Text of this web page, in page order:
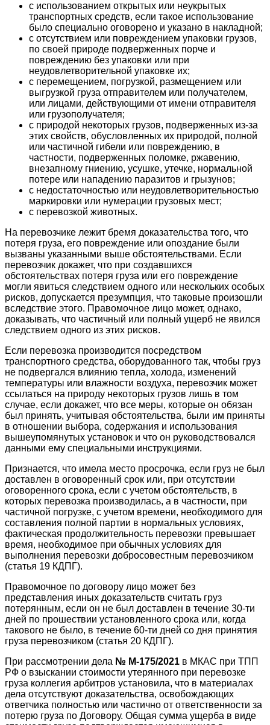
с использованием открытых или неукрытых
транспортных средств, если такое использование
было специально оговорено и указано в накладной;
с отсутствием или повреждением упаковки грузов,
по своей природе подверженных порче и
повреждению без упаковки или при
неудовлетворительной упаковке их;
с перемещением, погрузкой, размещением или
выгрузкой груза отправителем или получателем,
или лицами, действующими от имени отправителя
или грузополучателя;
с природой некоторых грузов, подверженных из-за
этих свойств, обусловленных их природой, полной
или частичной гибели или повреждению, в
частности, подверженных поломке, ржавению,
внезапному гниению, усушке, утечке, нормальной
потере или нападению паразитов и грызунов;
с недостаточностью или неудовлетворительностью
маркировки или нумерации грузовых мест;
с перевозкой животных.
На перевозчике лежит бремя доказательства того, что
потеря груза, его повреждение или опоздание были
вызваны указанными выше обстоятельствами. Если
перевозчик докажет, что при создавшихся
обстоятельствах потеря груза или его повреждение
могли явиться следствием одного или нескольких особых
рисков, допускается презумпция, что таковые произошли
вследствие этого. Правомочное лицо может, однако,
доказывать, что частичный или полный ущерб не явился
следствием одного из этих рисков.
Если перевозка производится посредством
транспортного средства, оборудованного так, чтобы груз
не подвергался влиянию тепла, холода, изменений
температуры или влажности воздуха, перевозчик может
ссылаться на природу некоторых грузов лишь в том
случае, если докажет, что все меры, которые он обязан
был принять, учитывая обстоятельства, были им приняты
в отношении выбора, содержания и использования
вышеупомянутых установок и что он руководствовался
данными ему специальными инструкциями.
Признается, что имела место просрочка, если груз не был
доставлен в оговоренный срок или, при отсутствии
оговоренного срока, если с учетом обстоятельств, в
которых перевозка производилась, а в частности, при
частичной погрузке, с учетом времени, необходимого для
составления полной партии в нормальных условиях,
фактическая продолжительность перевозки превышает
время, необходимое при обычных условиях для
выполнения перевозки добросовестным перевозчиком
(статья 19 КДПГ).
Правомочное по договору лицо может без
представления иных доказательств считать груз
потерянным, если он не был доставлен в течение 30-ти
дней по прошествии установленного срока или, когда
такового не было, в течение 60-ти дней со дня принятия
груза перевозчиком (статья 20 КДПГ).
При рассмотрении дела № М-175/2021 в МКАС при ТПП
РФ о взыскании стоимости утерянного при перевозке
груза коллегия арбитров установила, что в материалах
дела отсутствуют доказательства, освобождающих
ответчика полностью или частично от ответственности за
потерю груза по Договору. Общая сумма ущерба в виде